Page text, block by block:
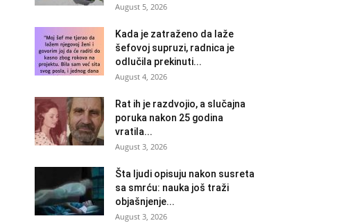
August 5, 2026
Kada je zatraženo da laže
šefovoj supruzi, radnica je
odlučila prekinuti...
August 4, 2026
Rat ih je razdvojio, a slučajna
poruka nakon 25 godina
vratila...
August 3, 2026
Šta ljudi opisuju nakon susreta
sa smrću: nauka još traži
objašnjenje...
August 3, 2026